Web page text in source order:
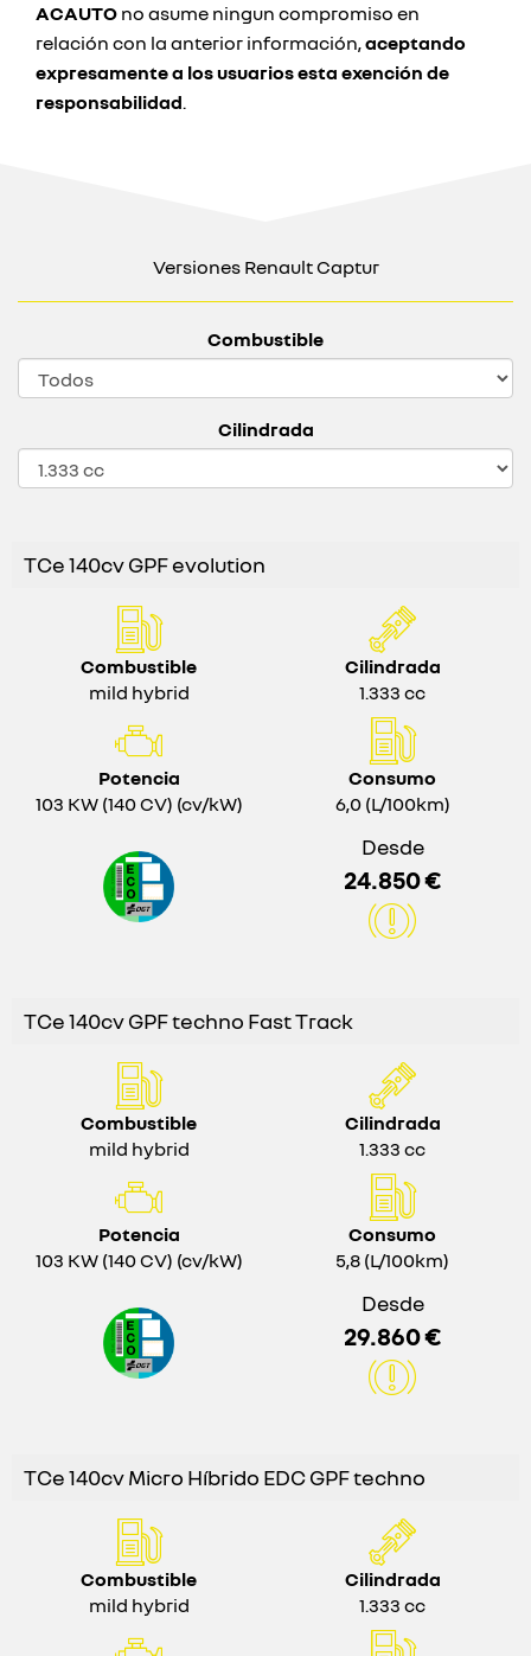
ACAUTO no asume ningun compromiso en
relación con la anterior información,aceptando
expresamente a los usuarios esta exención de
responsabilidad.
Versiones Renault Captur
Combustible
Cilindrada
TCe 140cv GPF evolution
Combustible
mild hybrid
Cilindrada
1.333 cc
Potencia
103 KW (140 CV) (cv/kW)
Consumo
6,0 (L/100km)
Desde
24.850 €
TCe 140cv GPF techno Fast Track
Combustible
mild hybrid
Cilindrada
1.333 cc
Potencia
103 KW (140 CV) (cv/kW)
Consumo
5,8 (L/100km)
Desde
29.860 €
TCe 140cv Micro Híbrido EDC GPF techno
Combustible
mild hybrid
Cilindrada
1.333 cc